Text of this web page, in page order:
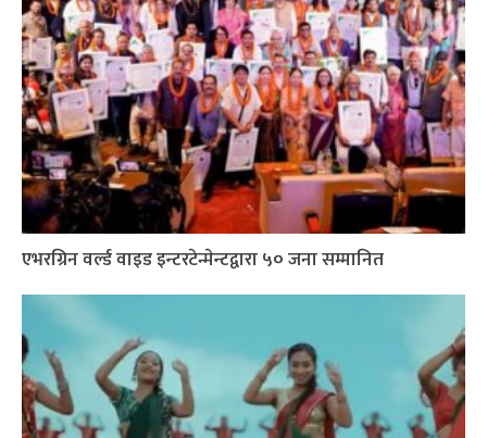
एभरग्रिन वर्ल्ड वाइड इन्टरटेन्मेन्टद्वारा ५० जना सम्मानित